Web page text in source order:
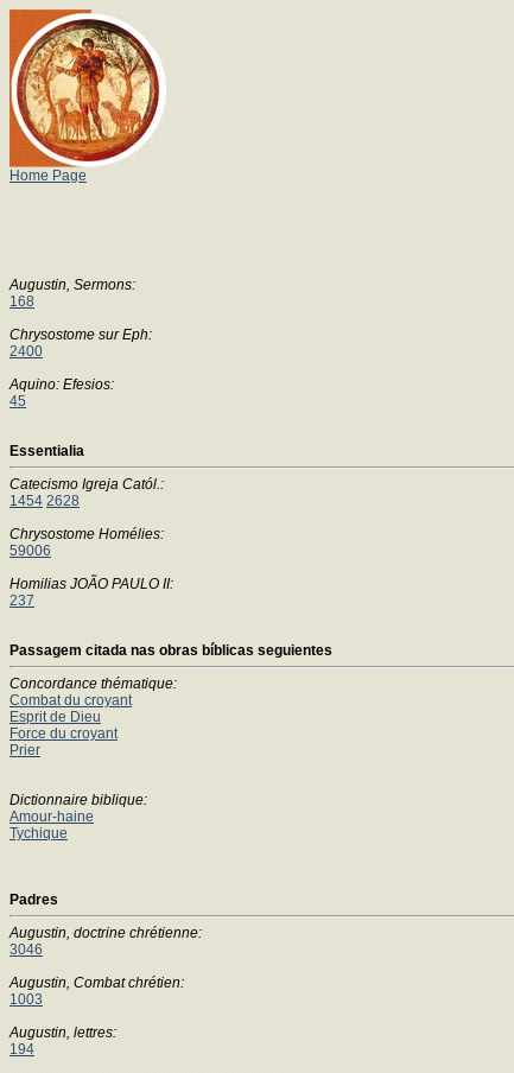
Home Page
Augustin, Sermons:
168
Chrysostome sur Eph:
2400
Aquino: Efesios:
45
Essentialia
Catecismo Igreja Catól.:
1454 2628
Chrysostome Homélies:
59006
Homilias JOÃO PAULO II:
237
Passagem citada nas obras bíblicas seguientes
Concordance thématique:
Combat du croyant
Esprit de Dieu
Force du croyant
Prier
Dictionnaire biblique:
Amour-haine
Tychique
Padres
Augustin, doctrine chrétienne:
3046
Augustin, Combat chrétien:
1003
Augustin, lettres:
194